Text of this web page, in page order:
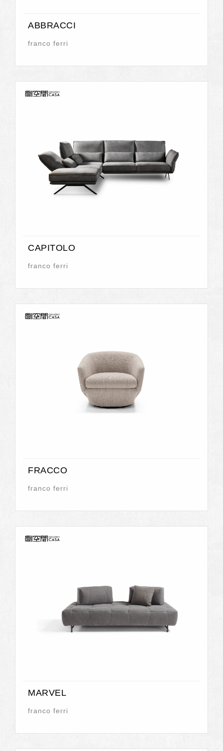
ABBRACCI
franco ferri
CAPITOLO
franco ferri
FRACCO
franco ferri
MARVEL
franco ferri